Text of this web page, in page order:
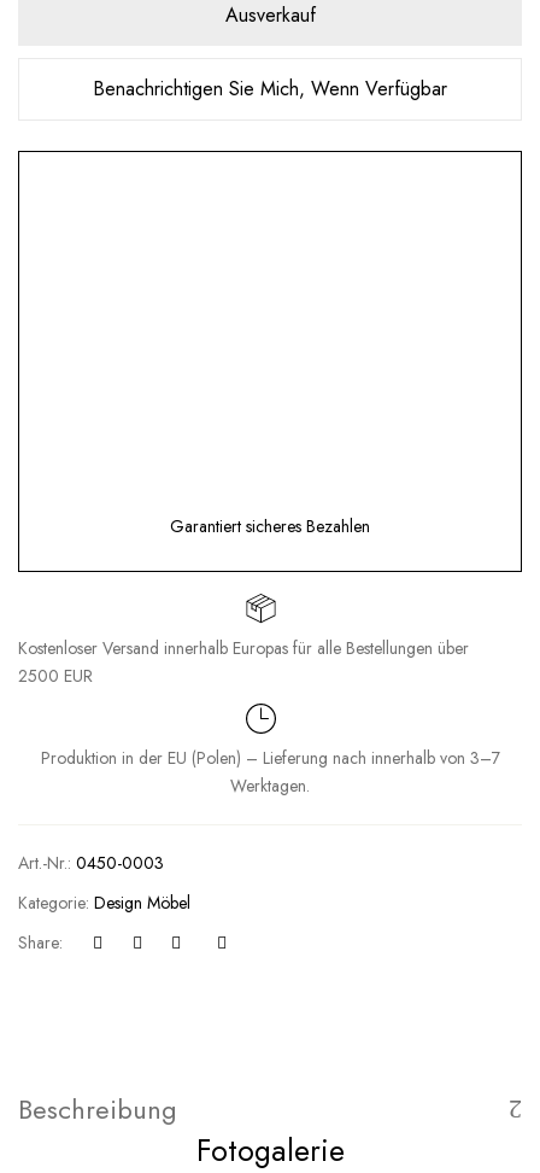
Ausverkauf
Benachrichtigen Sie Mich, Wenn Verfügbar
Garantiert sicheres Bezahlen
Kostenloser Versand innerhalb Europas für alle Bestellungen über
2500 EUR
Produktion in der EU (Polen) – Lieferung nach innerhalb von 3–7
Werktagen.
Art.-Nr.: 0450-0003
Kategorie: Design Möbel
Share:
Beschreibung
Fotogalerie